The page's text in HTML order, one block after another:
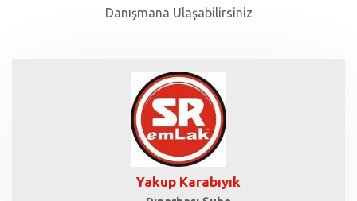
Danışmana Ulaşabilirsiniz
Yakup Karabıyık